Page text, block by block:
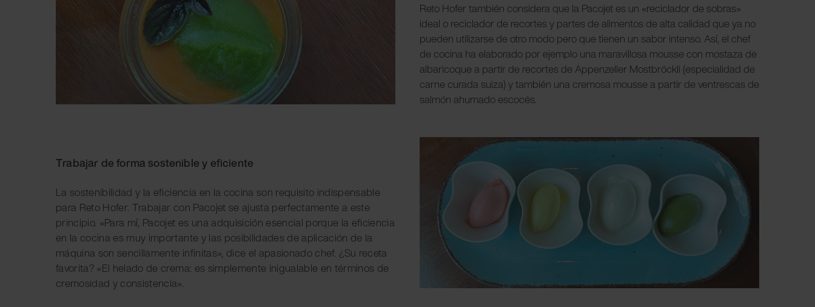
Reto Hofer también considera que la Pacojet es un «reciclador de sobras»
ideal o reciclador de recortes y partes de alimentos de alta calidad que ya no
pueden utilizarse de otro modo pero que tienen un sabor intenso. Así, el chef
de cocina ha elaborado por ejemplo una maravillosa mousse con mostaza de
albaricoque a partir de recortes de Appenzeller Mostbröckli (especialidad de
carne curada suiza) y también una cremosa mousse a partir de ventrescas de
salmón ahumado escocés.
Trabajar de forma sostenible y eficiente
La sostenibilidad y la eficiencia en la cocina son requisito indispensable
para Reto Hofer. Trabajar con Pacojet se ajusta perfectamente a este
principio. «Para mí, Pacojet es una adquisición esencial porque la eficiencia
en la cocina es muy importante y las posibilidades de aplicación de la
máquina son sencillamente infinitas», dice el apasionado chef. ¿Su receta
favorita? «El helado de crema: es simplemente inigualable en términos de
cremosidad y consistencia».